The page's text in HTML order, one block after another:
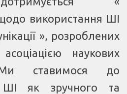
використання ШІ
», розроблених
наукових
Ми ставимося до
ШІ як зручного та